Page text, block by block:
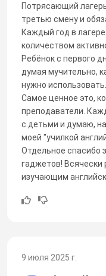
Потрясающий
третью смену и
Каждый год в
количеством
Ребёнок с первого
думая мучительно,
нужно
Самое ценное это,
преподаватели.
с детьми и думаю,
моей "училкой
Отдельное спасибо
гаджетов! Всячески
изучающим
9 июля 2025 г.